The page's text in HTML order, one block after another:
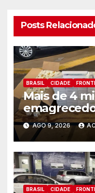
Posts
BRASIL CIDADE
Mais de 4
Federal
AGO 9, 2026
BRASIL CIDADE